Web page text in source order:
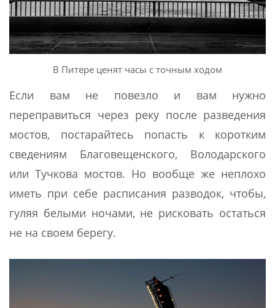
В Питере ценят часы с точным ходом
Если вам не повезло и вам нужно
переправиться через реку после разведения
мостов, постарайтесь попасть к коротким
сведениям Благовещенского, Володарского
или Тучкова мостов. Но вообще же неплохо
иметь при себе расписания разводок, чтобы,
гуляя белыми ночами, не рисковать остаться
не на своем берегу.